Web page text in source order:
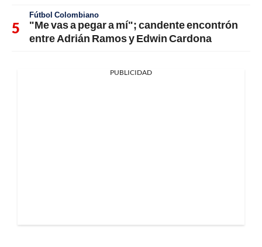
Fútbol Colombiano
"Me vas a pegar a mí"; candente encontrón
entre Adrián Ramos y Edwin Cardona
PUBLICIDAD